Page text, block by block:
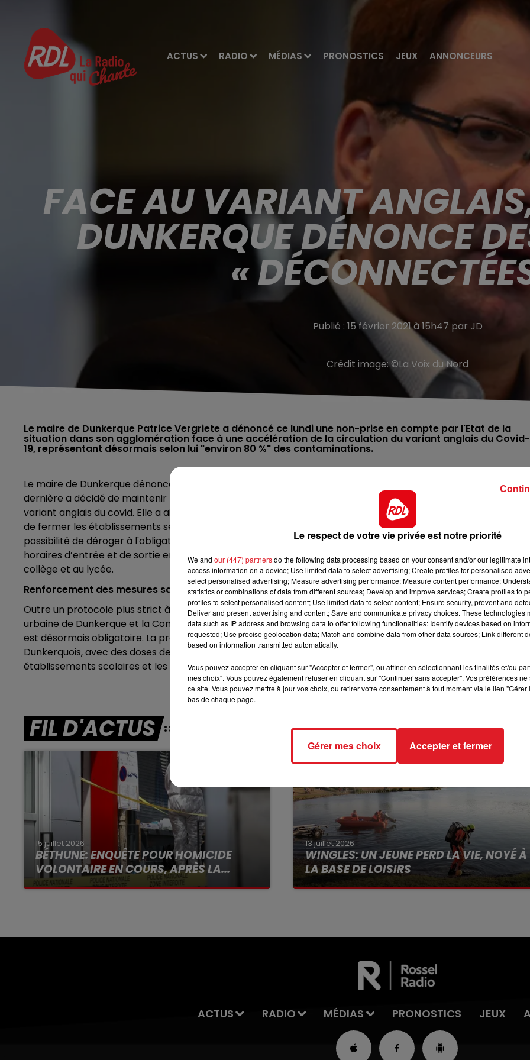
ACTUS RADIO MÉDIAS PRONOSTICS JEUX ANNONCEURS
7h00 - 10h00
DEBOUT C'EST L'HEURE RDL & VOUS
FACE AU VARIANT
DUNKERQUE DÉNONCE
«
Publié : 15 février 2021 à 15h47 par JD
Crédit image:©La Voix du Nord
Le maire de Dunkerque Patrice Vergriete a dénoncé ce lundi une non-prise en compte par l'Etat de la
situation dans son agglomération face à une accélération de la circulation du variant anglais du Covid-
19, représentant désormais selon lui "environ 80 %" des contaminations.
Le maire de Dunkerque dénonce des mesures « déconnectées » de la part de la préfecture du Nord. Cette
dernière a décidé de maintenir les écoles, collèges et lycées ouverts malgré l’accélération de la circulation du
variant anglais du covid. Elle a ainsi rejeté une demande des maires de la communauté urbaine de Dunkerque
de fermer les établissements secondaires une semaine avant les vacances scolaires et de donner la
possibilité de déroger à l'obligation scolaire pour le primaire. La préfecture a néanmoins décidé de décaler les
horaires d’entrée et de sortie en maternelle et en primaire. Les cours alternent le distanciel et le présentiel
collège et au lycée.
Renforcement des mesures sanitaires
Outre un protocole plus strict à l’école, les autorités ont renforcé les mesures sanitaires dans la
urbaine de Dunkerque et la Communauté des Hauts de Flandre. Le port du masque dans tout l’espace public
est désormais obligatoire. La préfecture du Nord a aussi annoncé le renforcement de vaccination dans le
Dunkerquois, avec des doses de vaccins supplémentaires, et des opérations de dépistages dans les
établissements scolaires et les entreprises.
FIL D'ACTUS
15 juillet 2026
BÉTHUNE: ENQUÊTE POUR HOMICIDE
VOLONTAIRE EN COURS, APRÈS LA...
Selon les premiers éléments, le logement
13 juillet 2026
WINGLES: UN JEUNE PERD LA VIE, NOYÉ À
LA BASE DE LOISIRS
La victime a coulé à pic
ACTUS RADIO MÉDIAS PRONOSTICS JEUX
Le respect de votre vie privée est notre priorité
We and our (447) partnersdo the following data processing based on your consent and/or our legitimate
access information on a device; Use limited data to select advertising; Create profiles for personalised
select personalised advertising; Measure advertising performance; Measure content performance;
statistics or combinations of data from different sources; Develop and improve services; Create profiles to
profiles to select personalised content; Use limited data to select content; Ensure security, prevent and
Deliver and present advertising and content; Save and communicate privacy choices. These technologies
data such as IP address and browsing data to offer following functionalities: Identify devices based on
requested; Use precise geolocation data; Match and combine data from other data sources; Link different
based on information transmitted automatically.
Vous pouvez accepter en cliquant sur "Accepter et fermer", ou affiner en sélectionnant les finalités et/ou
mes choix". Vous pouvez également refuser en cliquant sur "Continuer sans accepter". Vos préférences
ce site. Vous pouvez mettre à jour vos choix, ou retirer votre consentement à tout moment via le lien
bas de chaque page.
Gérer mes choix Accepter et fermer